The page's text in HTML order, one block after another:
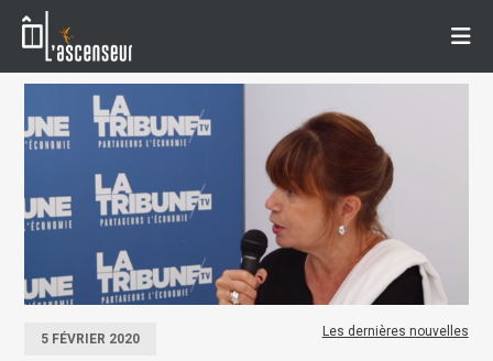
5 FÉVRIER 2020 Les dernières nouvelles